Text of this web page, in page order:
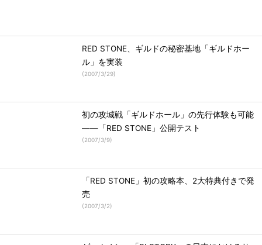
RED STONE、ギルドの秘密基地「ギルドホー
ル」を実装
(2007/3/29)
初の攻城戦「ギルドホール」の先行体験も可能
――「RED STONE」公開テスト
(2007/3/9)
「RED STONE」初の攻略本、2大特典付きで発
売
(2007/3/2)